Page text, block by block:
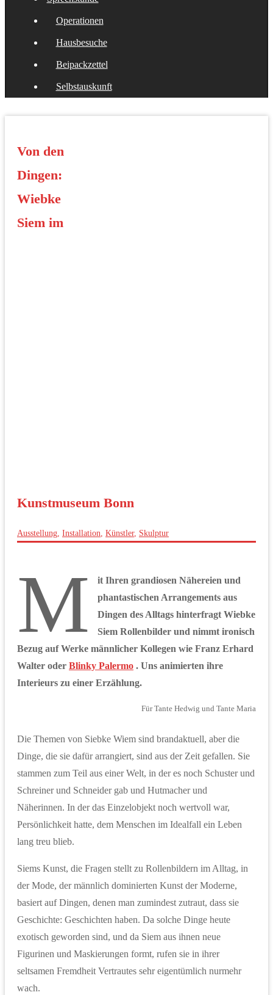
Operationen
Hausbesuche
Beipackzettel
Selbstauskunft
Von den
Dingen:
Wiebke
Siem im
Kunstmuseum Bonn
Ausstellung, Installation, Künstler, Skulptur
M
it Ihren grandiosen Nähereien und
phantastischen Arrangements aus
Dingen des Alltags hinterfragt Wiebke
Siem Rollenbilder und nimmt ironisch
Bezug auf Werke männlicher Kollegen wie Franz Erhard
Walter oder Blinky Palermo . Uns animierten ihre
Interieurs zu einer Erzählung.
Für Tante Hedwig und Tante Maria
Die Themen von Siebke Wiem sind brandaktuell, aber die
Dinge, die sie dafür arrangiert, sind aus der Zeit gefallen. Sie
stammen zum Teil aus einer Welt, in der es noch Schuster und
Schreiner und Schneider gab und Hutmacher und
Näherinnen. In der das Einzelobjekt noch wertvoll war,
Persönlichkeit hatte, dem Menschen im Idealfall ein Leben
lang treu blieb.
Siems Kunst, die Fragen stellt zu Rollenbildern im Alltag, in
der Mode, der männlich dominierten Kunst der Moderne,
basiert auf Dingen, denen man zumindest zutraut, dass sie
Geschichte: Geschichten haben. Da solche Dinge heute
exotisch geworden sind, und da Siem aus ihnen neue
Figurinen und Maskierungen formt, rufen sie in ihrer
seltsamen Fremdheit Vertrautes sehr eigentümlich nurmehr
wach.